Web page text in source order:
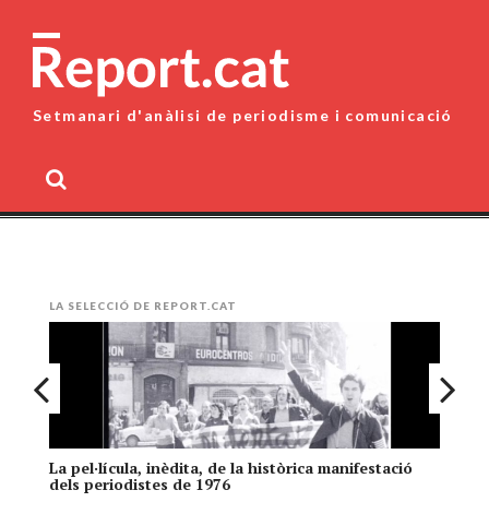
content
Setmanari d'anàlisi de periodisme i comunicació
LA SELECCIÓ DE REPORT.CAT
La pel·lícula, inèdita, de la històrica manifestació
dels periodistes de 1976